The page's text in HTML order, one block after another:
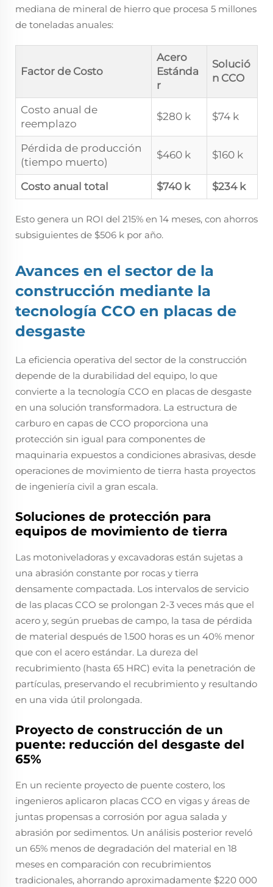
mediana de mineral de hierro que procesa 5 millones
de toneladas anuales:
Factor de Costo
Acero
Estánda
r
Solució
n CCO
Costo anual de
reemplazo
$280 k $74 k
Pérdida de producción
(tiempo muerto)
$460 k $160 k
Costo anual total $740 k $234 k
Esto genera un ROI del 215% en 14 meses, con ahorros
subsiguientes de $506 k por año.
Avances en el sector de la
construcción mediante la
tecnología CCO en placas de
desgaste
La eficiencia operativa del sector de la construcción
depende de la durabilidad del equipo, lo que
convierte a la tecnología CCO en placas de desgaste
en una solución transformadora. La estructura de
carburo en capas de CCO proporciona una
protección sin igual para componentes de
maquinaria expuestos a condiciones abrasivas, desde
operaciones de movimiento de tierra hasta proyectos
de ingeniería civil a gran escala.
Soluciones de protección para
equipos de movimiento de tierra
Las motoniveladoras y excavadoras están sujetas a
una abrasión constante por rocas y tierra
densamente compactada. Los intervalos de servicio
de las placas CCO se prolongan 2-3 veces más que el
acero y, según pruebas de campo, la tasa de pérdida
de material después de 1.500 horas es un 40% menor
que con el acero estándar. La dureza del
recubrimiento (hasta 65 HRC) evita la penetración de
partículas, preservando el recubrimiento y resultando
en una vida útil prolongada.
Proyecto de construcción de un
puente: reducción del desgaste del
65%
En un reciente proyecto de puente costero, los
ingenieros aplicaron placas CCO en vigas y áreas de
juntas propensas a corrosión por agua salada y
abrasión por sedimentos. Un análisis posterior reveló
un 65% menos de degradación del material en 18
meses en comparación con recubrimientos
tradicionales, ahorrando aproximadamente $220 000